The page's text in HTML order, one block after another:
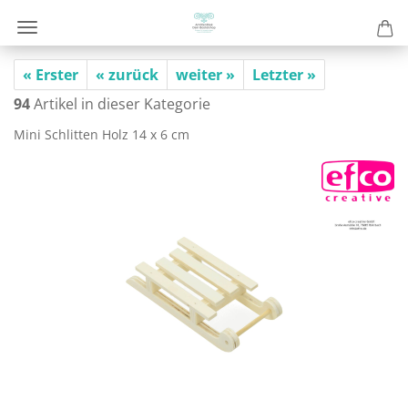
« Erster « zurück weiter »
Letzter »
94Artikel in dieser Kategorie
Mini Schlit­ten Holz 14 x 6 cm